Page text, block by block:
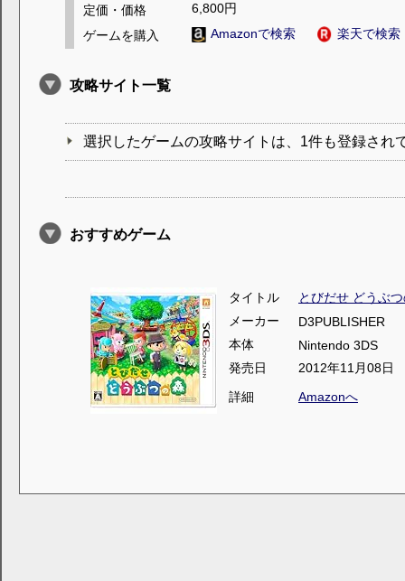
定価・価格
6,800円
ゲームを購入
Amazonで検索 楽天で検索
攻略サイト一覧
選択したゲームの攻略サイトは、1件も登録され
おすすめゲーム
タイトル
とびだせ どうぶ
メーカー
D3PUBLISHER
本体
Nintendo 3DS
発売日
2012年11月08日
詳細
Amazonへ